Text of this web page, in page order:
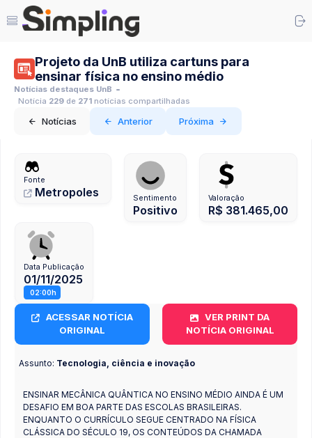
Projeto da UnB utiliza cartuns para
ensinar física no ensino médio
Notícias destaques UnB
Notícia 229 de 271 notícias compartilhadas
Notícias Anterior Próxima
Fonte
Metropoles Sentimento
Positivo
Valoração
R$ 381.465,00
Data Publicação
01/11/2025
02:00h
ACESSAR NOTÍCIA
ORIGINAL
VER PRINT DA
NOTÍCIA ORIGINAL
Assunto: Tecnologia, ciência e inovação
ENSINAR MECÂNICA QUÂNTICA NO ENSINO MÉDIO AINDA É UM
DESAFIO EM BOA PARTE DAS ESCOLAS BRASILEIRAS.
ENQUANTO O CURRÍCULO SEGUE CENTRADO NA FÍSICA
CLÁSSICA DO SÉCULO 19, OS CONTEÚDOS DA CHAMADA